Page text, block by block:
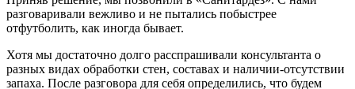
разговаривали вежливо и не пытались побыстрее
отфутболить, как иногда бывает.
Хотя мы достаточно долго расспрашивали консультанта о
разных видах обработки стен, составах и наличии-отсутствии
запаха. После разговора для себя определились, что будем